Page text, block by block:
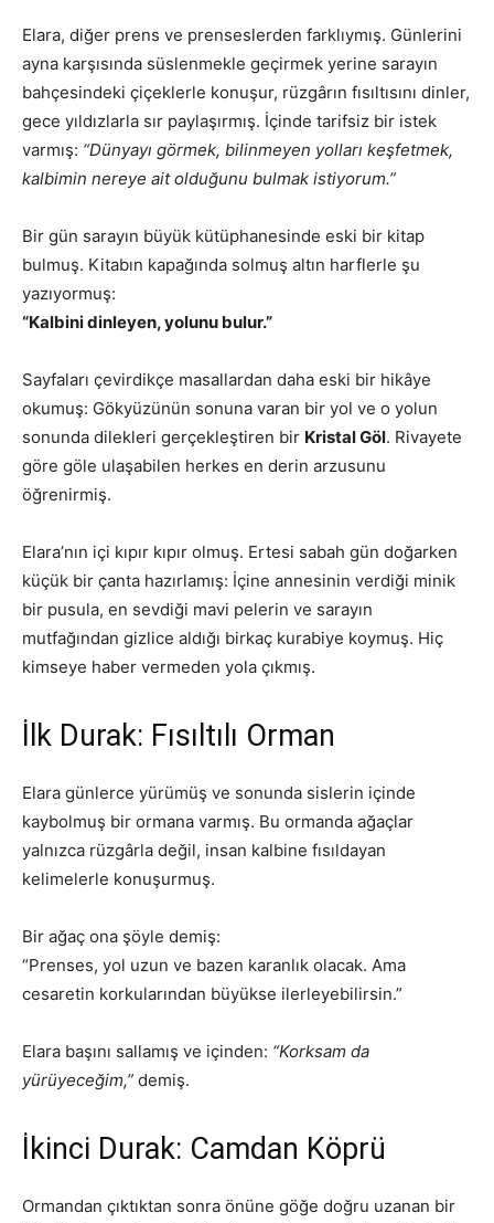
Elara, diğer prens ve prenseslerden farklıymış. Günlerini
ayna karşısında süslenmekle geçirmek yerine sarayın
bahçesindeki çiçeklerle konuşur, rüzgârın fısıltısını dinler,
gece yıldızlarla sır paylaşırmış. İçinde tarifsiz bir istek
varmış: “Dünyayı görmek, bilinmeyen yolları keşfetmek,
kalbimin nereye ait olduğunu bulmak istiyorum.”
Bir gün sarayın büyük kütüphanesinde eski bir kitap
bulmuş. Kitabın kapağında solmuş altın harflerle şu
yazıyormuş:
“Kalbini dinleyen, yolunu bulur.”
Sayfaları çevirdikçe masallardan daha eski bir hikâye
okumuş: Gökyüzünün sonuna varan bir yol ve o yolun
sonunda dilekleri gerçekleştiren bir Kristal Göl. Rivayete
göre göle ulaşabilen herkes en derin arzusunu
öğrenirmiş.
Elara’nın içi kıpır kıpır olmuş. Ertesi sabah gün doğarken
küçük bir çanta hazırlamış: İçine annesinin verdiği minik
bir pusula, en sevdiği mavi pelerin ve sarayın
mutfağından gizlice aldığı birkaç kurabiye koymuş. Hiç
kimseye haber vermeden yola çıkmış.
İlk Durak: Fısıltılı Orman
Elara günlerce yürümüş ve sonunda sislerin içinde
kaybolmuş bir ormana varmış. Bu ormanda ağaçlar
yalnızca rüzgârla değil, insan kalbine fısıldayan
kelimelerle konuşurmuş.
Bir ağaç ona şöyle demiş:
“Prenses, yol uzun ve bazen karanlık olacak. Ama
cesaretin korkularından büyükse ilerleyebilirsin.”
Elara başını sallamış ve içinden: “Korksam da
yürüyeceğim,” demiş.
İkinci Durak: Camdan Köprü
Ormandan çıktıktan sonra önüne göğe doğru uzanan bir